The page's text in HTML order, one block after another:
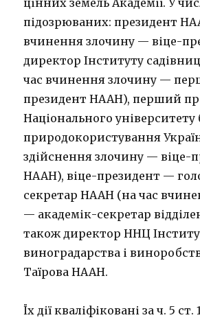
цінних земель Академії. У
підозрюваних: президент
вчинення злочину — віце-
директор Інституту
час вчинення злочину —
президент НААН), перший
Національного університету
природокористування
здійснення злочину — віце-
НААН), віце-президент —
секретар НААН (на час
— академік-секретар
також директор ННЦ
виноградарства і
Таїрова НААН.
Їх дії кваліфіковані за ч. 5 ст.